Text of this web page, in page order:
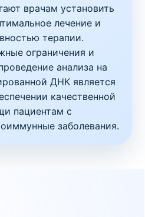
врачам установить
лечение и
терапии.
ограничения и
анализа на
ДНК является
качественной
пациентам с
заболевания.